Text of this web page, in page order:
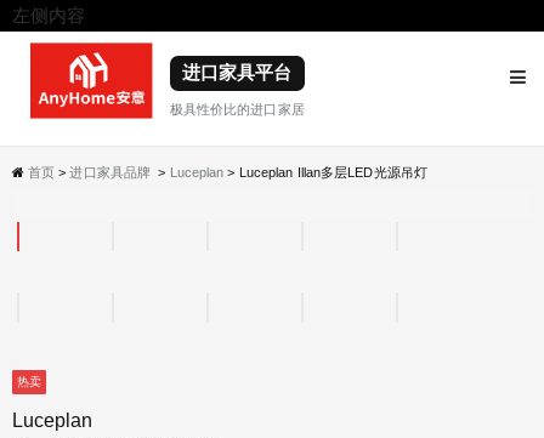
左侧内容
右侧内容
进口家具平台
极具性价比的进口家居
首页 >进口家具品牌 > Luceplan > Luceplan Illan多层LED光源吊灯
热卖
Luceplan